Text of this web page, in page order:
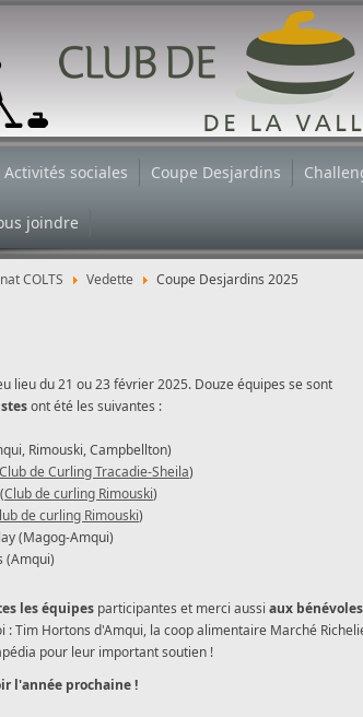
Activités sociales Coupe Desjardins
joindre
COLTS Vedette Coupe Desjardins 2025
lieu du 21 ou 23 février 2025. Douze équipes se sont
ont été les suivantes :
Rimouski, Campbellton)
Club de Curling Tracadie-Sheila)
Club de curling Rimouski)
de curling Rimouski)
(Magog-Amqui)
(Amqui)
les équipes participantes et merci aussi aux bénévoles
Tim Hortons d'Amqui, la coop alimentaire Marché
pour leur important soutien !
l'année prochaine !